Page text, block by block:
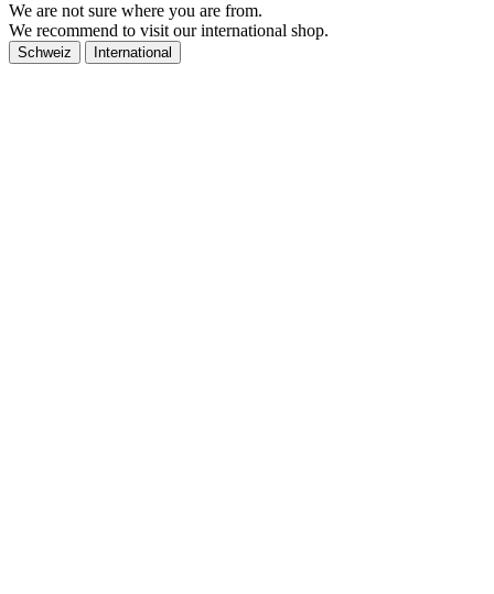
We are not sure where you are from.
We recommend to visit our international shop.
Schweiz International